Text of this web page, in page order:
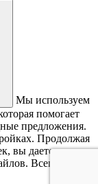
Мы используем
помогает
предложения.
Продолжая
вы даете
Всегда рады